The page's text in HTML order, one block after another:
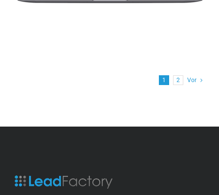
1 2 Vor